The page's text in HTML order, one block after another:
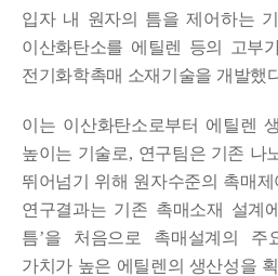
입자 내 원자의 틈을 제어하는
이산화탄소를 에틸렌 등의 고부
전기화학촉매 소재기술을 개발했
이는 이산화탄소로부터 에틸렌
높이는 기술로, 연구팀은 기존 나
뛰어넘기 위해 원자수준의 촉매
연구결과는 기존 촉매소재 설계
틈’을 처음으로 촉매설계의 주
가치가 높은 에틸렌의 생산성을